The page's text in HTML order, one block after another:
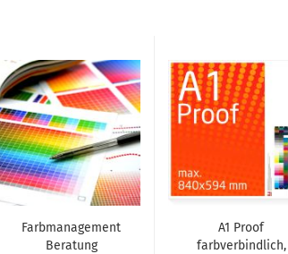
Farbmanagement
Beratung
A1 Proof
farbverbindlich,